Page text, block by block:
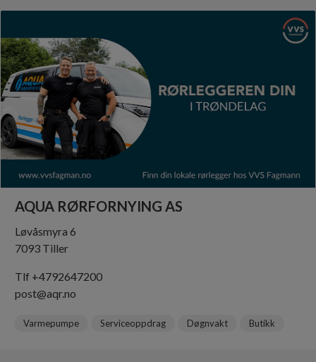
AQUA RØRFORNYING AS
Løvåsmyra 6
7093 Tiller
Tlf +4792647200
post@aqr.no
Butikk
Døgnvakt
Serviceoppdrag
Varmepumpe